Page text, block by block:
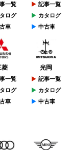
一覧
ログ
車
記事一覧
カタログ
中古車
菱
一覧
ログ
車
光岡
記事一覧
カタログ
中古車